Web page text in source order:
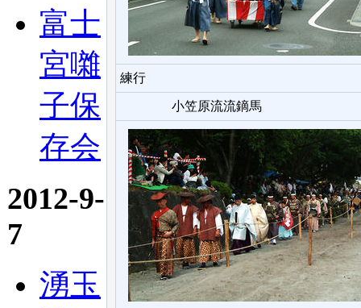
富士
宮囃
子保
存会
2012-9-
7
湧玉
練行
小笠原流流鏑馬